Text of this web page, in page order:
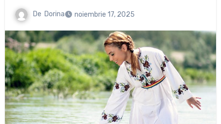
De Dorina noiembrie 17, 2025